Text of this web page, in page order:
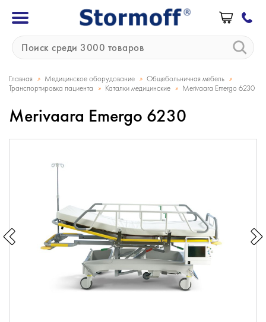
Главная » Медицинское оборудование » Общебольничная мебель »
Транспортировка пациента » Каталки медицинские » Merivaara Emergo 6230
Merivaara Emergo 6230